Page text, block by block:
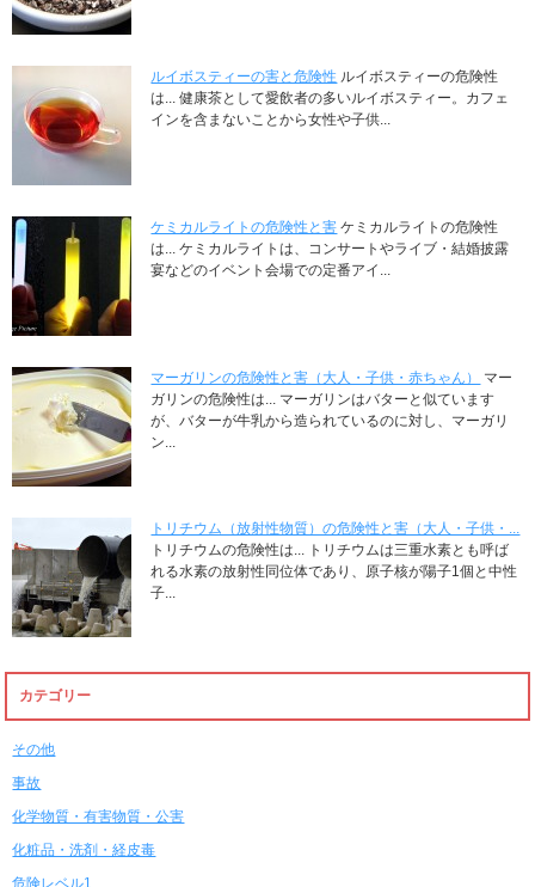
ルイボスティーの害と危険性 ルイボスティーの危険性
は... 健康茶として愛飲者の多いルイボスティー。カフェ
インを含まないことから女性や子供...
ケミカルライトの危険性と害 ケミカルライトの危険性
は... ケミカルライトは、コンサートやライブ・結婚披露
宴などのイベント会場での定番アイ...
マーガリンの危険性と害（大人・子供・赤ちゃん）
マー
ガリンの危険性は... マーガリンはバターと似ています
が、バターが牛乳から造られているのに対し、マーガリ
ン...
トリチウム（放射性物質）の危険性と害（大人・子供・...
トリチウムの危険性は... トリチウムは三重水素とも呼ば
れる水素の放射性同位体であり、原子核が陽子1個と中性
子...
カテゴリー
その他
事故
化学物質・有害物質・公害
化粧品・洗剤・経皮毒
危険レベル1